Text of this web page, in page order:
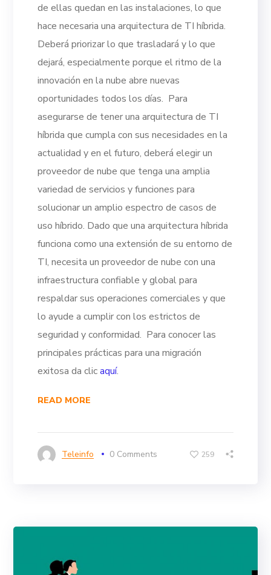
de ellas quedan en las instalaciones, lo que
hace necesaria una arquitectura de TI híbrida.
Deberá priorizar lo que trasladará y lo que
dejará, especialmente porque el ritmo de la
innovación en la nube abre nuevas
oportunidades todos los días. Para
asegurarse de tener una arquitectura de TI
híbrida que cumpla con sus necesidades en la
actualidad y en el futuro, deberá elegir un
proveedor de nube que tenga una amplia
variedad de servicios y funciones para
solucionar un amplio espectro de casos de
uso híbrido. Dado que una arquitectura híbrida
funciona como una extensión de su entorno de
TI, necesita un proveedor de nube con una
infraestructura confiable y global para
respaldar sus operaciones comerciales y que
lo ayude a cumplir con los estrictos de
seguridad y conformidad. Para conocer las
principales prácticas para una migración
exitosa da clicaquí.
READ MORE
Teleinfo 0 Comments 259